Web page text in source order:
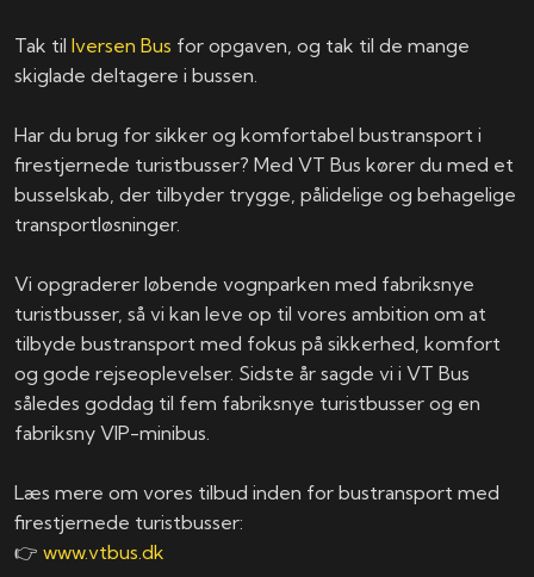
Tak tilIversen Bus for opgaven, og tak til de mange
skiglade deltagere i bussen.
Har du brug for sikker og komfortabel bustransport i
firestjernede turistbusser? Med VT Bus kører du med et
busselskab, der tilbyder trygge, pålidelige og behagelige
transportløsninger.
Vi opgraderer løbende vognparken med fabriksnye
turistbusser, så vi kan leve op til vores ambition om at
tilbyde bustransport med fokus på sikkerhed, komfort
og gode rejseoplevelser. Sidste år sagde vi i VT Bus
således goddag til fem fabriksnye turistbusser og en
fabriksny VIP-minibus.
Læs mere om vores tilbud inden for bustransport med
firestjernede turistbusser:
👉www.vtbus.dk